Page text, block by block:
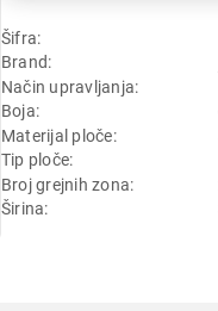
Šifra
Brand
Način upravljanja
Boja
Materijal ploče
Tip ploče
Broj grejnih zona
Širina